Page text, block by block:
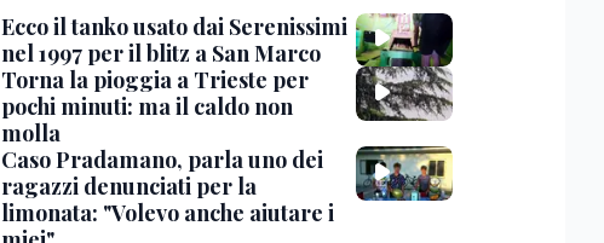
Ecco il tanko usato dai Serenissimi
nel 1997 per il blitz a San Marco
Torna la pioggia a Trieste per
pochi minuti: ma il caldo non
molla
Caso Pradamano, parla uno dei
ragazzi denunciati per la
limonata: "Volevo anche aiutare i